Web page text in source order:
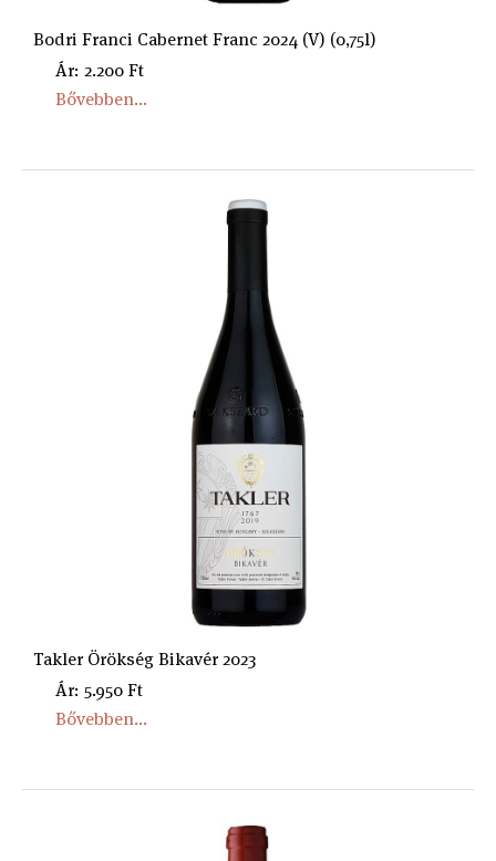
Bodri Franci Cabernet Franc 2024 (V) (0,75l)
Ár: 2.200 Ft
Bővebben...
Takler Örökség Bikavér 2023
Ár: 5.950 Ft
Bővebben...